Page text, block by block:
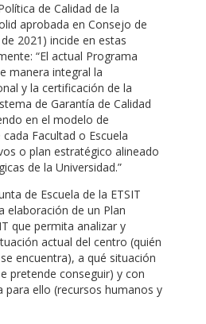
de Calidad de la
aprobada en Consejo de
2021) incide en estas
“El actual Programa
manera integral la
y la certificación de la
de Garantía de Calidad
en el modelo de
Facultad o Escuela
o plan estratégico alineado
de la Universidad.”
de Escuela de la ETSIT
elaboración de un Plan
que permita analizar y
actual del centro (quién
encuentra), a qué situación
pretende conseguir) y con
para ello (recursos humanos y